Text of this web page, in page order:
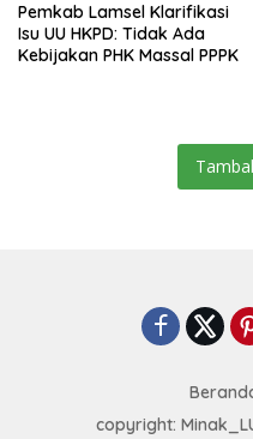
Pemkab Lamsel Klarifikasi
Isu UU HKPD: Tidak Ada
Kebijakan PHK Massal PPPK
copyright: